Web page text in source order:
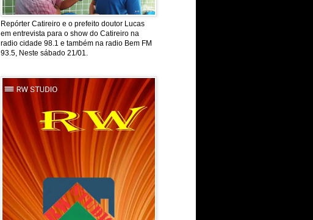
Repórter Catireiro e o prefeito doutor Lucas
em entrevista para o show do Catireiro na
radio cidade 98.1 e também na radio Bem FM
93.5, Neste sábado 21/01.